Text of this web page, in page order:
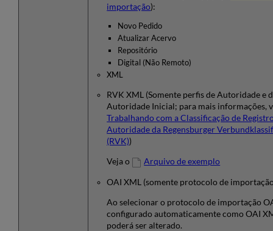
importação):
Novo Pedido
Atualizar Acervo
Repositório
Digital (Não Remoto)
XML
RVK XML (Somente perfis de Autoridade e
Autoridade Inicial; para mais informações,
Trabalhando com a Classificação de
Autoridade da Regensburger
(RVK))
Veja o
Arquivo de exemplo
OAI XML (somente protocolo de
Ao selecionar o protocolo de importação
configurado automaticamente como OAI
poderá ser alterado.